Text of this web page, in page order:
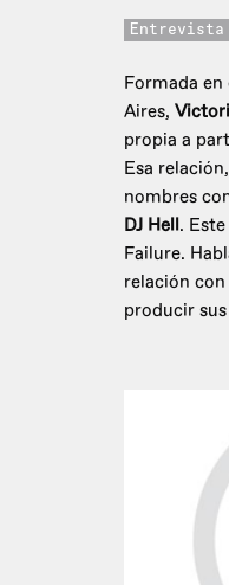
Entrevista
Formada
Aires,
propia a
Esa
nombres
DJ Hell.
Failure.
relación
producir